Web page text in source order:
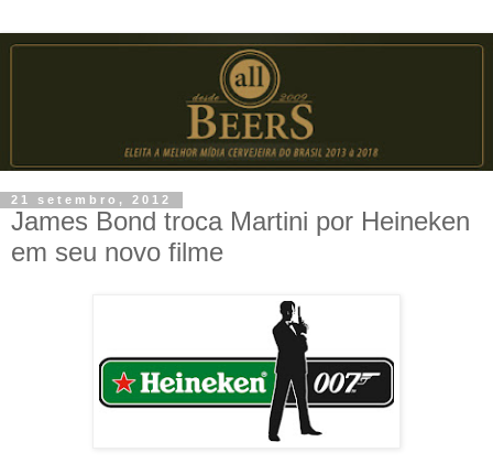
21 setembro, 2012
James Bond troca Martini por Heineken
em seu novo filme